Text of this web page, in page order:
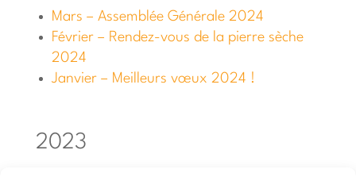
Mars – Assemblée Générale 2024
Février – Rendez-vous de la pierre sèche
2024
Janvier – Meilleurs vœux 2024 !
2023